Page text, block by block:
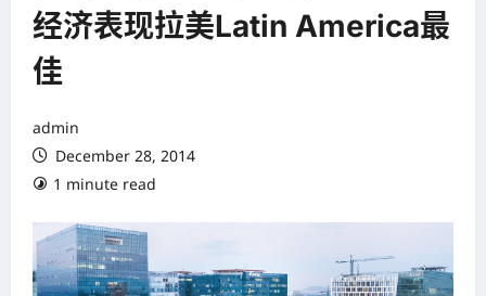
经济表现拉美Latin America最
佳
admin
December 28, 2014
1 minute read